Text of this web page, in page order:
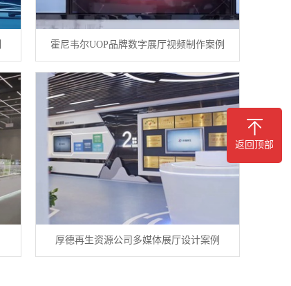
霍尼韦尔UOP品牌数字展厅视频制作案例
厚德再生资源公司多媒体展厅设计案例
返回顶部